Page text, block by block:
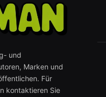
und
Marken und
Für
kontaktieren Sie